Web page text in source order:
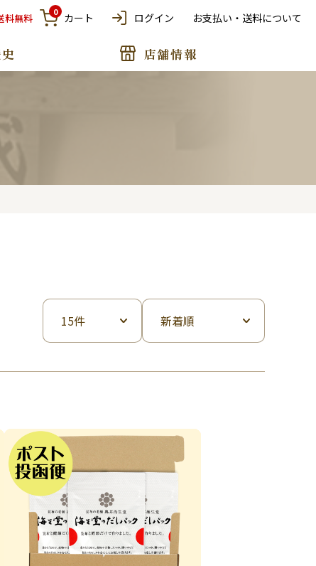
料無料 0 カート ログイン お支払い・送料について
店舗情報